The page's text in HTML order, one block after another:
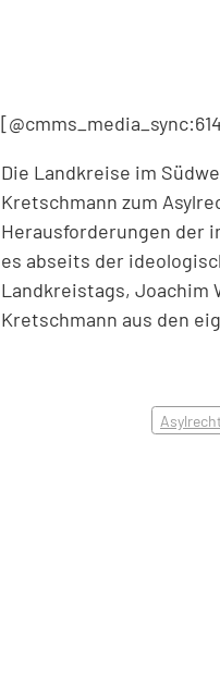
Die Landkreise im
Kretschmann zum
Herausforderungen der
es abseits der
Landkreistags, Joachim
Kretschmann aus den